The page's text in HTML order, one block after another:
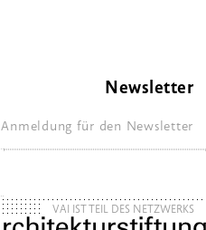
Newsletter
Anmeldung für den Newsletter
VAI IST TEIL DES NETZWERKS